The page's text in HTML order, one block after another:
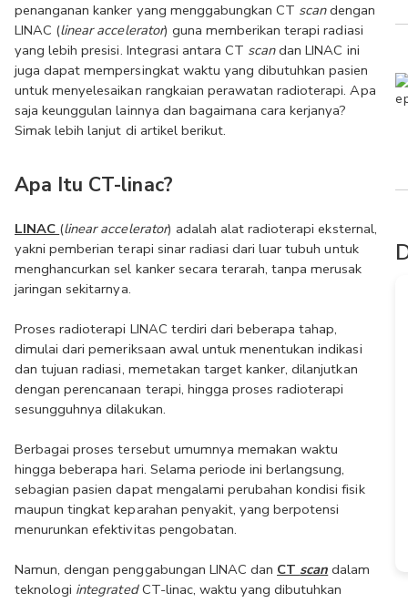
penanganan kanker yang menggabungkan CT scan dengan
LINAC (linear accelerator) guna memberikan terapi radiasi
yang lebih presisi. Integrasi antara CT scan dan LINAC ini
juga dapat mempersingkat waktu yang dibutuhkan pasien
untuk menyelesaikan rangkaian perawatan radioterapi. Apa
saja keunggulan lainnya dan bagaimana cara kerjanya?
Simak lebih lanjut di artikel berikut.
Apa Itu CT-linac?
LINAC (linear accelerator) adalah alat radioterapi eksternal,
yakni pemberian terapi sinar radiasi dari luar tubuh untuk
menghancurkan sel kanker secara terarah, tanpa merusak
jaringan sekitarnya.
Proses radioterapi LINAC terdiri dari beberapa tahap,
dimulai dari pemeriksaan awal untuk menentukan indikasi
dan tujuan radiasi, memetakan target kanker, dilanjutkan
dengan perencanaan terapi, hingga proses radioterapi
sesungguhnya dilakukan.
Berbagai proses tersebut umumnya memakan waktu
hingga beberapa hari. Selama periode ini berlangsung,
sebagian pasien dapat mengalami perubahan kondisi fisik
maupun tingkat keparahan penyakit, yang berpotensi
menurunkan efektivitas pengobatan.
Namun, dengan penggabungan LINAC dan CT scan dalam
teknologi integrated CT-linac, waktu yang dibutuhkan